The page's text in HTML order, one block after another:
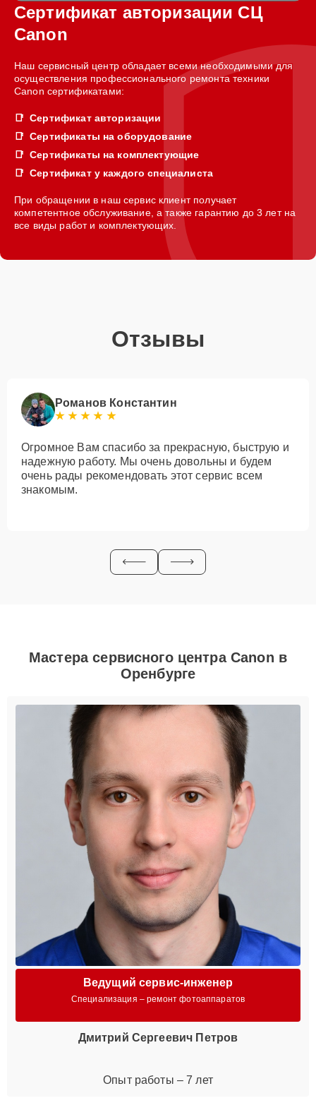
Сертификат авторизации СЦ
Canon
Наш сервисный центр обладает всеми необходимыми для
осуществления профессионального ремонта техники
Canon сертификатами:
Сертификат авторизации
Сертификаты на оборудование
Сертификаты на комплектующие
Сертификат у каждого специалиста
При обращении в наш сервис клиент получает
компетентное обслуживание, а также гарантию до 3 лет на
все виды работ и комплектующих.
Отзывы
Романов Константин
Огромное Вам спасибо за прекрасную, быструю и
надежную работу. Мы очень довольны и будем
очень рады рекомендовать этот сервис всем
знакомым.
Мастера сервисного центра Canon в
Оренбурге
Ведущий сервис-инженер
Специализация – ремонт фотоаппаратов
Дмитрий Сергеевич Петров
Опыт работы – 7 лет